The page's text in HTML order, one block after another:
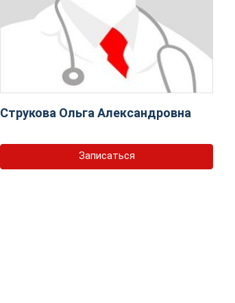
Струкова Ольга Александровна
Записаться